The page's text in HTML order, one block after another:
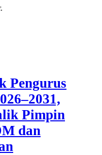
Pengurus
Pimpin
dan